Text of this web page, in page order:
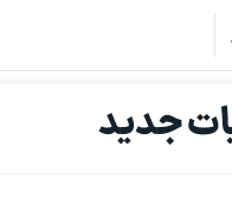
جدید